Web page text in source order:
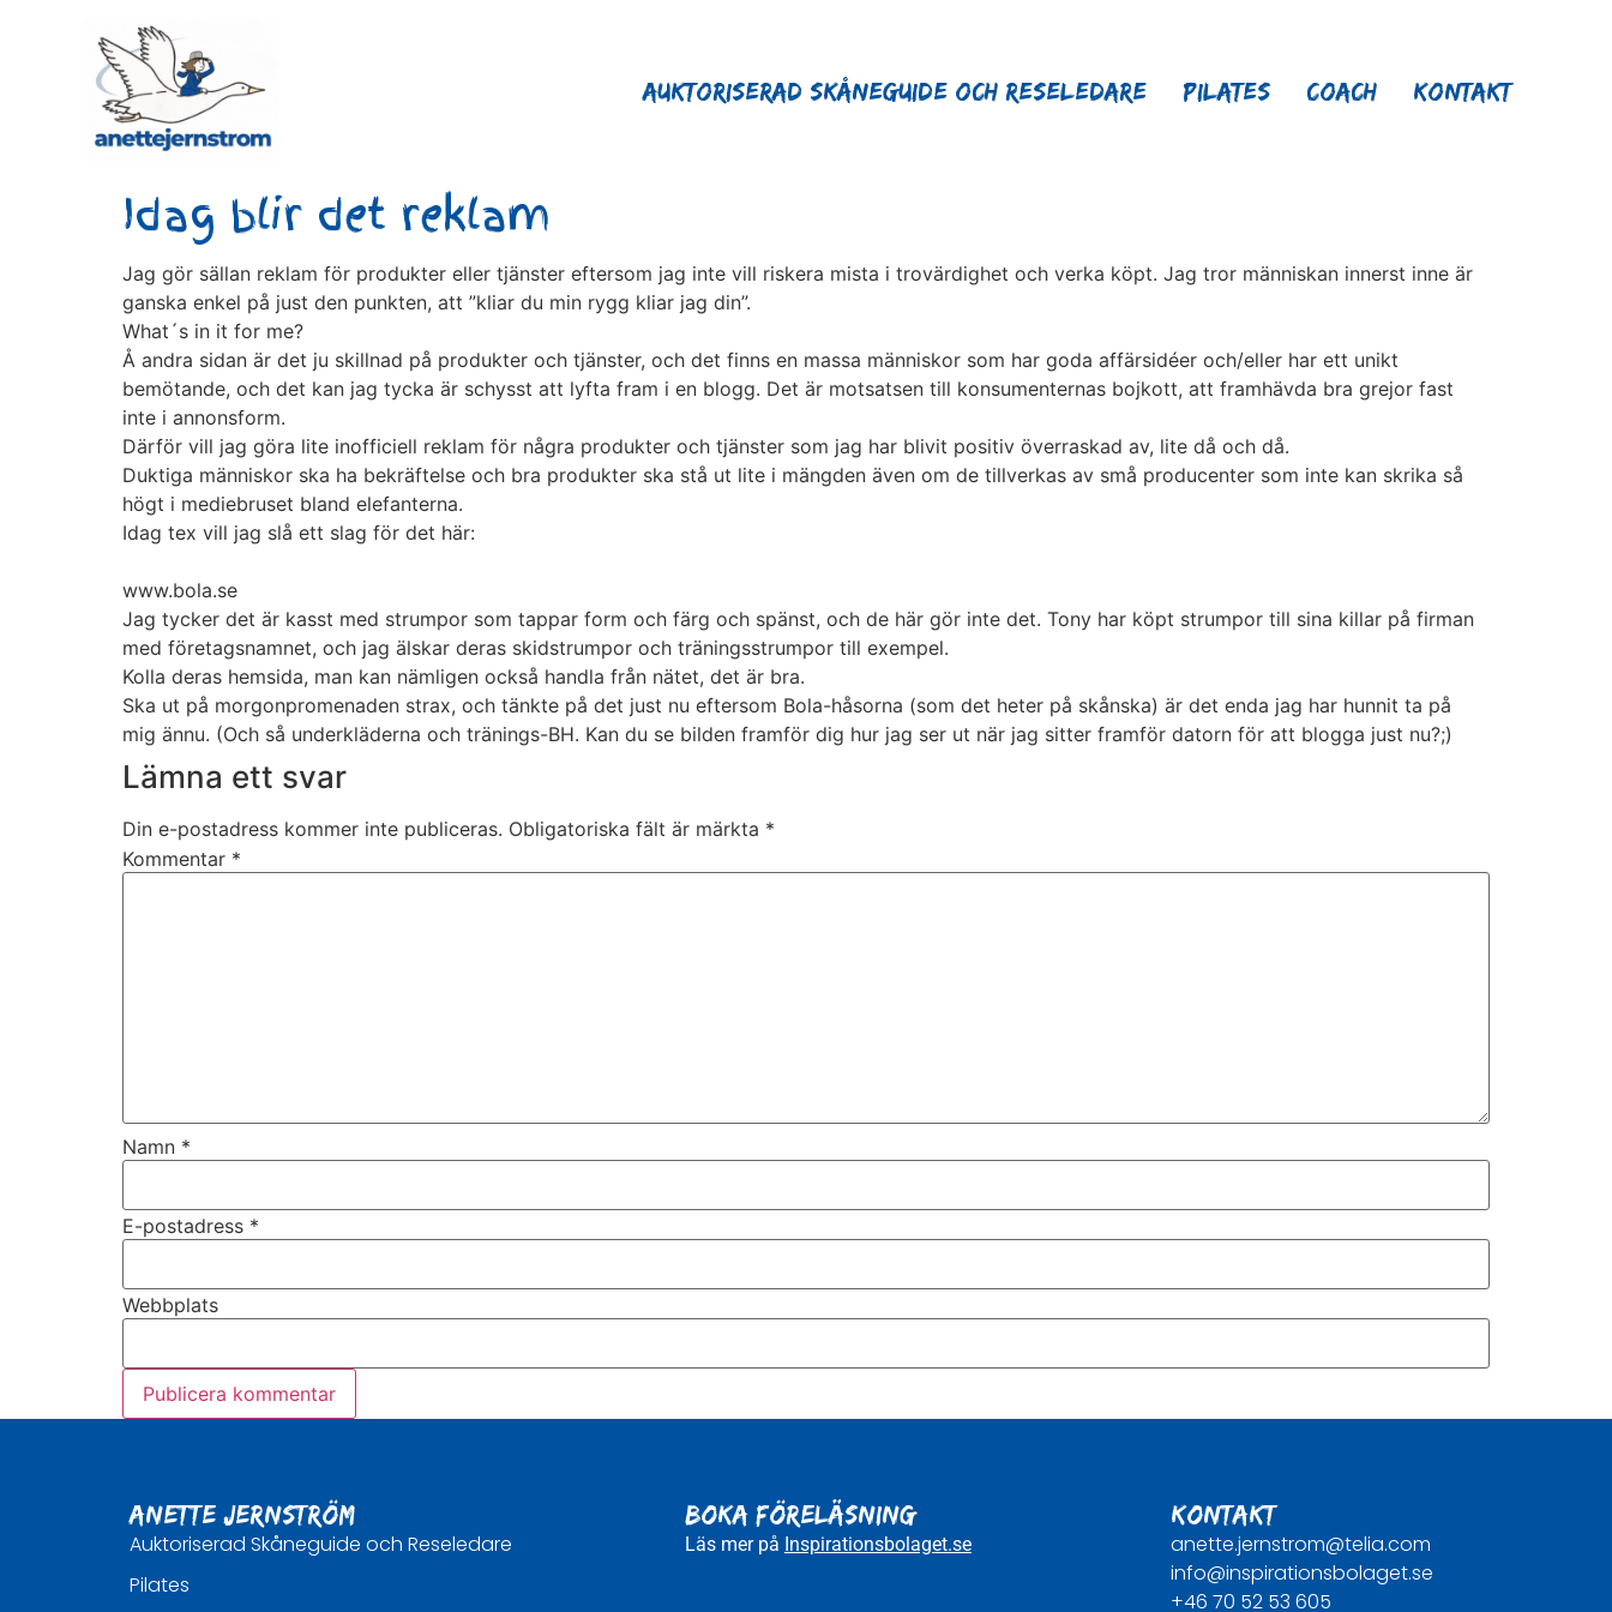
Auktoriserad Skåneguide och Reseledare Pilates Coach Kontakt
Idag blir det reklam
Jag gör sällan reklam för produkter eller tjänster eftersom jag inte vill riskera mista i trovärdighet och verka köpt. Jag tror människan innerst inne är
ganska enkel på just den punkten, att ”kliar du min rygg kliar jag din”.
What´s in it for me?
Å andra sidan är det ju skillnad på produkter och tjänster, och det finns en massa människor som har goda affärsidéer och/eller har ett unikt
bemötande, och det kan jag tycka är schysst att lyfta fram i en blogg. Det är motsatsen till konsumenternas bojkott, att framhävda bra grejor fast
inte i annonsform.
Därför vill jag göra lite inofficiell reklam för några produkter och tjänster som jag har blivit positiv överraskad av, lite då och då.
Duktiga människor ska ha bekräftelse och bra produkter ska stå ut lite i mängden även om de tillverkas av små producenter som inte kan skrika så
högt i mediebruset bland elefanterna.
Idag tex vill jag slå ett slag för det här:
www.bola.se
Jag tycker det är kasst med strumpor som tappar form och färg och spänst, och de här gör inte det. Tony har köpt strumpor till sina killar på firman
med företagsnamnet, och jag älskar deras skidstrumpor och träningsstrumpor till exempel.
Kolla deras hemsida, man kan nämligen också handla från nätet, det är bra.
Ska ut på morgonpromenaden strax, och tänkte på det just nu eftersom Bola-håsorna (som det heter på skånska) är det enda jag har hunnit ta på
mig ännu. (Och så underkläderna och tränings-BH. Kan du se bilden framför dig hur jag ser ut när jag sitter framför datorn för att blogga just nu?;)
Lämna ett svar
Din e-postadress kommer inte publiceras. Obligatoriska fält är märkta *
Kommentar *
Namn *
E-postadress *
Webbplats
Anette Jernström
Auktoriserad Skåneguide och Reseledare
Pilates
BOKA FÖRELÄSNING
Läs mer på Inspirationsbolaget.se
KONTAKT
anette.jernstrom@telia.com
info@inspirationsbolaget.se
+46 70 52 53 605